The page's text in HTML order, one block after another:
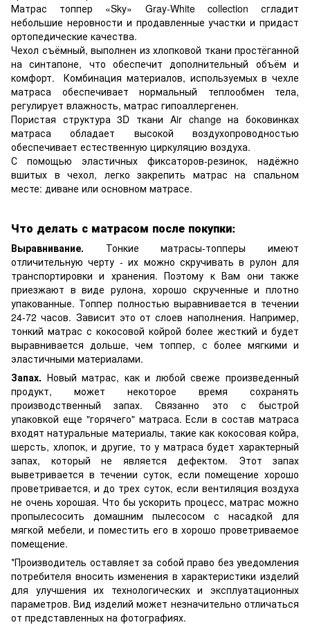
Матрас топпер «Sky» Gray-White collection сгладит
небольшие неровности и продавленные участки и придаст
ортопедические качества.
Чехол съёмный, выполнен из хлопковой ткани простёганной
на синтапоне, что обеспечит дополнительный объём и
комфорт. Комбинация материалов, используемых в чехле
матраса обеспечивает нормальный теплообмен тела,
регулирует влажность, матрас гипоаллергенен.
Пористая структура 3D ткани Air change на боковинках
матраса обладает высокой воздухопроводностью
обеспечивает естественную циркуляцию воздуха.
С помощью эластичных фиксаторов-резинок, надёжно
вшитых в чехол, легко закрепить матрас на спальном
месте: диване или основном матрасе.
Что делать с матрасом после покупки:
Выравнивание.
Тонкие матрасы-топперы имеют
отличительную черту - их можно скручивать в рулон для
транспортировки и хранения. Поэтому к Вам они также
приезжают в виде рулона, хорошо скрученные и плотно
упакованные. Топпер полностью выравнивается в течении
24-72 часов. Зависит это от слоев наполнения. Например,
тонкий матрас с кокосовой койрой более жесткий и будет
выравнивается дольше, чем топпер, с более мягкими и
эластичными материалами.
Запах. Новый матрас, как и любой свеже произведенный
продукт, может некоторое время сохранять
производственный запах. Связанно это с быстрой
упаковкой еще "горячего" матраса. Если в состав матраса
входят натуральные материалы, такие как кокосовая койра,
шерсть, хлопок, и другие, то у матраса будет характерный
запах, который не является дефектом. Этот запах
выветривается в течении суток, если помещение хорошо
проветривается, и до трех суток, если вентиляция воздуха
не очень хорошая. Что бы ускорить процесс, матрас можно
пропылесосить домашним пылесосом с насадкой для
мягкой мебели, и поместить его в хорошо проветриваемое
помещение.
*Производитель оставляет за собой право без уведомления
потребителя вносить изменения в характеристики изделий
для улучшения их технологических и эксплуатационных
параметров. Вид изделий может незначительно отличаться
от представленных на фотографиях.